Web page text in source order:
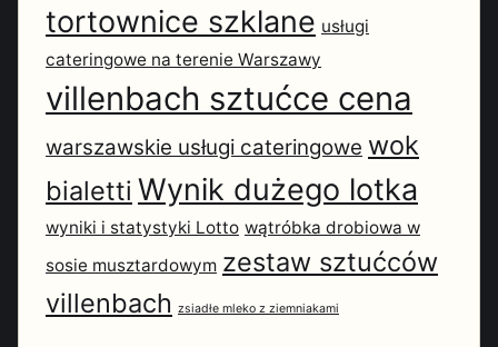
tortownice szklane usługi
cateringowe na terenie Warszawy
villenbach sztućce cena
warszawskie usługi cateringowe wok
bialetti Wynik dużego lotka
wyniki i statystyki Lotto wątróbka drobiowa w
sosie musztardowym zestaw sztućców
villenbach zsiadłe mleko z ziemniakami